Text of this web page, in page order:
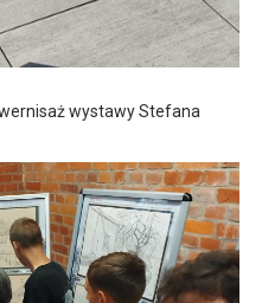
wystawy Stefana